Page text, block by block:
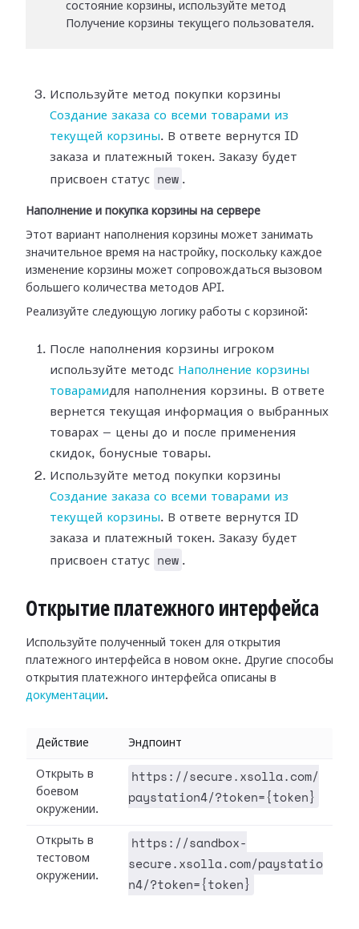
состояние корзины, используйте метод
Получение корзины текущего пользователя.
Используйте метод покупки корзины
Создание заказа со всеми товарами из
текущей корзины. В ответе вернутся ID
заказа и платежный токен. Заказу будет
присвоен статус
new .
Наполнение и покупка корзины на сервере
Этот вариант наполнения корзины может занимать
значительное время на настройку, поскольку каждое
изменение корзины может сопровождаться вызовом
большего количества методов API.
Реализуйте следующую логику работы с корзиной:
После наполнения корзины игроком
используйте методс Наполнение корзины
товарамидля наполнения корзины. В ответе
вернется текущая информация о выбранных
товарах — цены до и после применения
скидок, бонусные товары.
Используйте метод покупки корзины
Создание заказа со всеми товарами из
текущей корзины. В ответе вернутся ID
заказа и платежный токен. Заказу будет
присвоен статус
new .
Открытие платежного интерфейса
Используйте полученный токен для открытия
платежного интерфейса в новом окне. Другие способы
открытия платежного интерфейса описаны в
документации.
Действие Эндпоинт
Открыть в
боевом
окружении.
https://secure.xsolla.com/
paystation4/?token={token}
Открыть в
тестовом
окружении.
https://sandbox-
secure.xsolla.com/paystatio
n4/?token={token}